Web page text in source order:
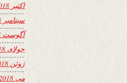
اکتبر 2018
سپتامبر 2018
آگوست 2018
جولای 2018
ژوئن 2018
می 2018